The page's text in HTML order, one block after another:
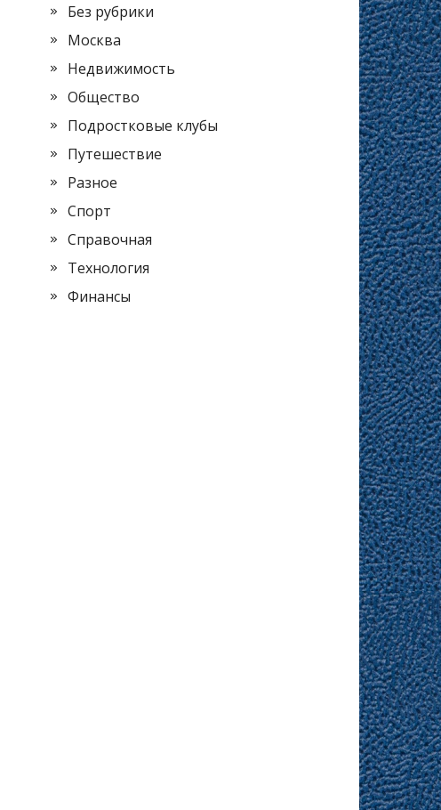
Без рубрики
Москва
Недвижимость
Общество
Подростковые клубы
Путешествие
Разное
Спорт
Справочная
Технология
Финансы